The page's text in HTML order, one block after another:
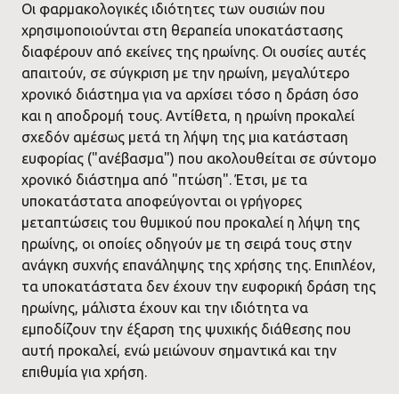
Οι φαρμακολογικές ιδιότητες των ουσιών που
χρησιμοποιούνται στη θεραπεία υποκατάστασης
διαφέρουν από εκείνες της ηρωίνης. Οι ουσίες αυτές
απαιτούν, σε σύγκριση με την ηρωίνη, μεγαλύτερο
χρονικό διάστημα για να αρχίσει τόσο η δράση όσο
και η αποδρομή τους. Aντίθετα, η ηρωίνη προκαλεί
σχεδόν αμέσως μετά τη λήψη της μια κατάσταση
ευφορίας ("ανέβασμα") που ακολουθείται σε σύντομο
χρονικό διάστημα από "πτώση". Έτσι, με τα
υποκατάστατα αποφεύγονται οι γρήγορες
μεταπτώσεις του θυμικού που προκαλεί η λήψη της
ηρωίνης, οι οποίες οδηγούν με τη σειρά τους στην
ανάγκη συχνής επανάληψης της χρήσης της. Επιπλέον,
τα υποκατάστατα δεν έχουν την ευφορική δράση της
ηρωίνης, μάλιστα έχουν και την ιδιότητα να
εμποδίζουν την έξαρση της ψυχικής διάθεσης που
αυτή προκαλεί, ενώ μειώνουν σημαντικά και την
επιθυμία για χρήση.